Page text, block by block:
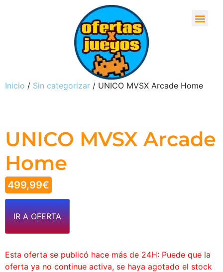
Inicio / Sin categorizar / UNICO MVSX Arcade Home
UNICO MVSX Arcade
Home
499,99€
IR A OFERTA
Esta oferta se publicó hace más de 24H: Puede que la
oferta ya no continue activa, se haya agotado el stock